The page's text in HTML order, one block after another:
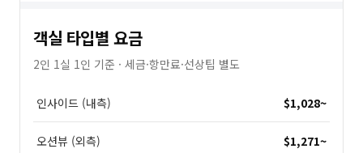
객실 타입별 요금
2인 1실 1인 기준 · 세금·항만료·선상팁 별도
인사이드 (내측) $1,028~
오션뷰 (외측) $1,271~